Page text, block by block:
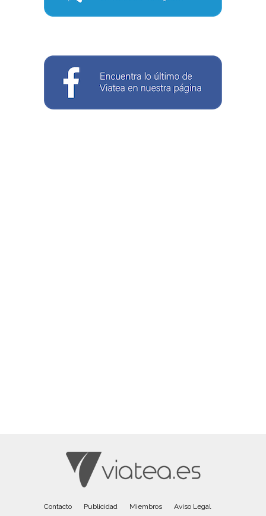
Contacto Publicidad Miembros Aviso Legal